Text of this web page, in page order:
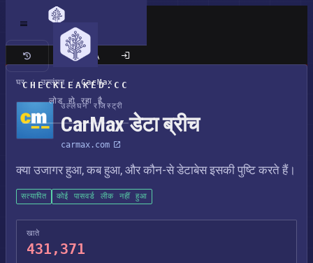
CHECKLEAKED.CC
लोड हो रहा है
क्लासिक साइट
घर / उल्लंघन / CarMax
उल्लंघन रजिस्ट्री
CarMax डेटा ब्रीच
carmax.com
क्या उजागर हुआ, कब हुआ, और कौन-से डेटाबेस इसकी पुष्टि करते हैं।
सत्यापित कोई पासवर्ड लीक नहीं हुआ
खाते
431,371